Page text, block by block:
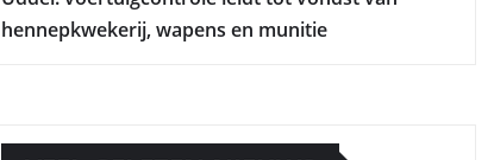
hennepkwekerij, wapens en munitie